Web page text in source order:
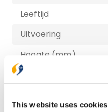
This website uses cookies
Leeftijd
Uitvoering
Hoogte (mm)
Lengte (mm)